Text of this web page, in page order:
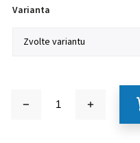
Varianta